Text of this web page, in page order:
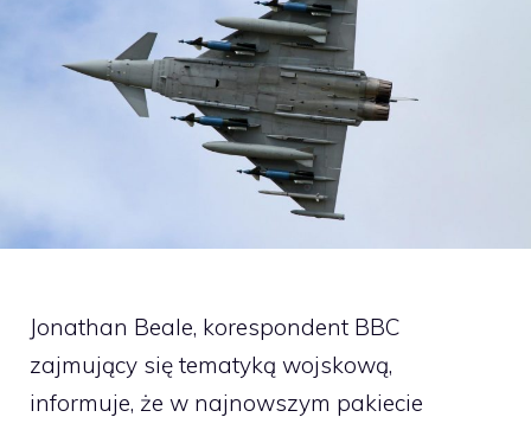
Jonathan Beale, korespondent BBC
zajmujący się tematyką wojskową,
informuje, że w najnowszym pakiecie